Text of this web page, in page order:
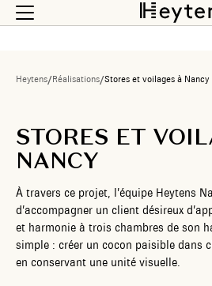
Heytens/Réalisations/Stores et voilages à Nancy
STORES ET
NANCY
À travers ce projet, l’équipe Heytens
d’accompagner un client désireux
et harmonie à trois chambres de son
simple : créer un cocon paisible dans
en conservant une unité visuelle.